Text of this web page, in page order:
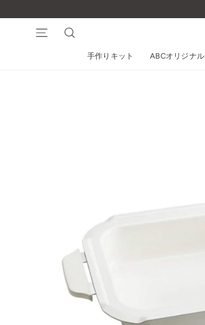
ン
手作りキット
ABCオリジナル